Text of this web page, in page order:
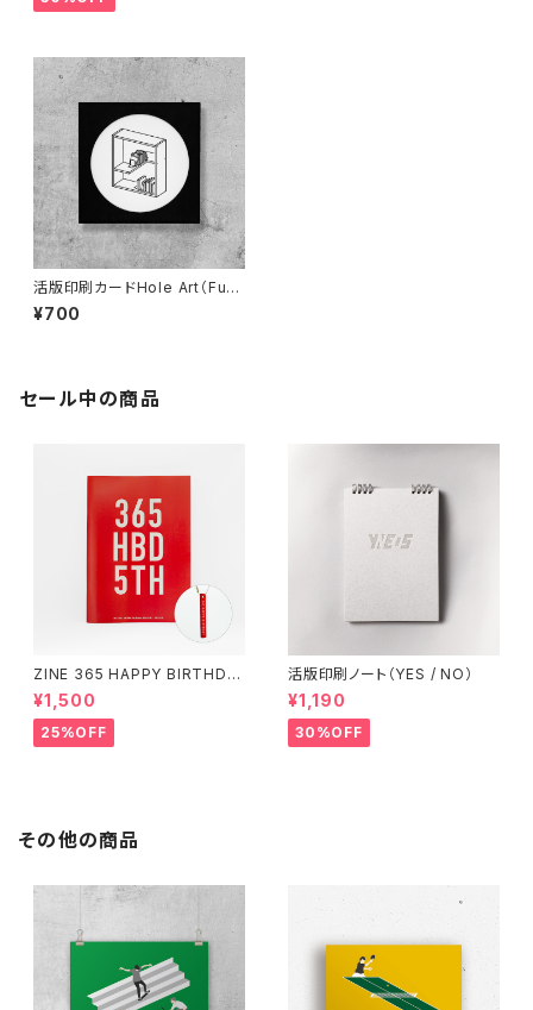
活版印刷カードHole Art（Funn
y Shelf）
¥700
セール中の商品
ZINE 365 HAPPY BIRTHDA
Y（アクリルキーホルダー付き）
¥1,500
25%OFF
活版印刷ノート（YES / NO）
¥1,190
30%OFF
その他の商品